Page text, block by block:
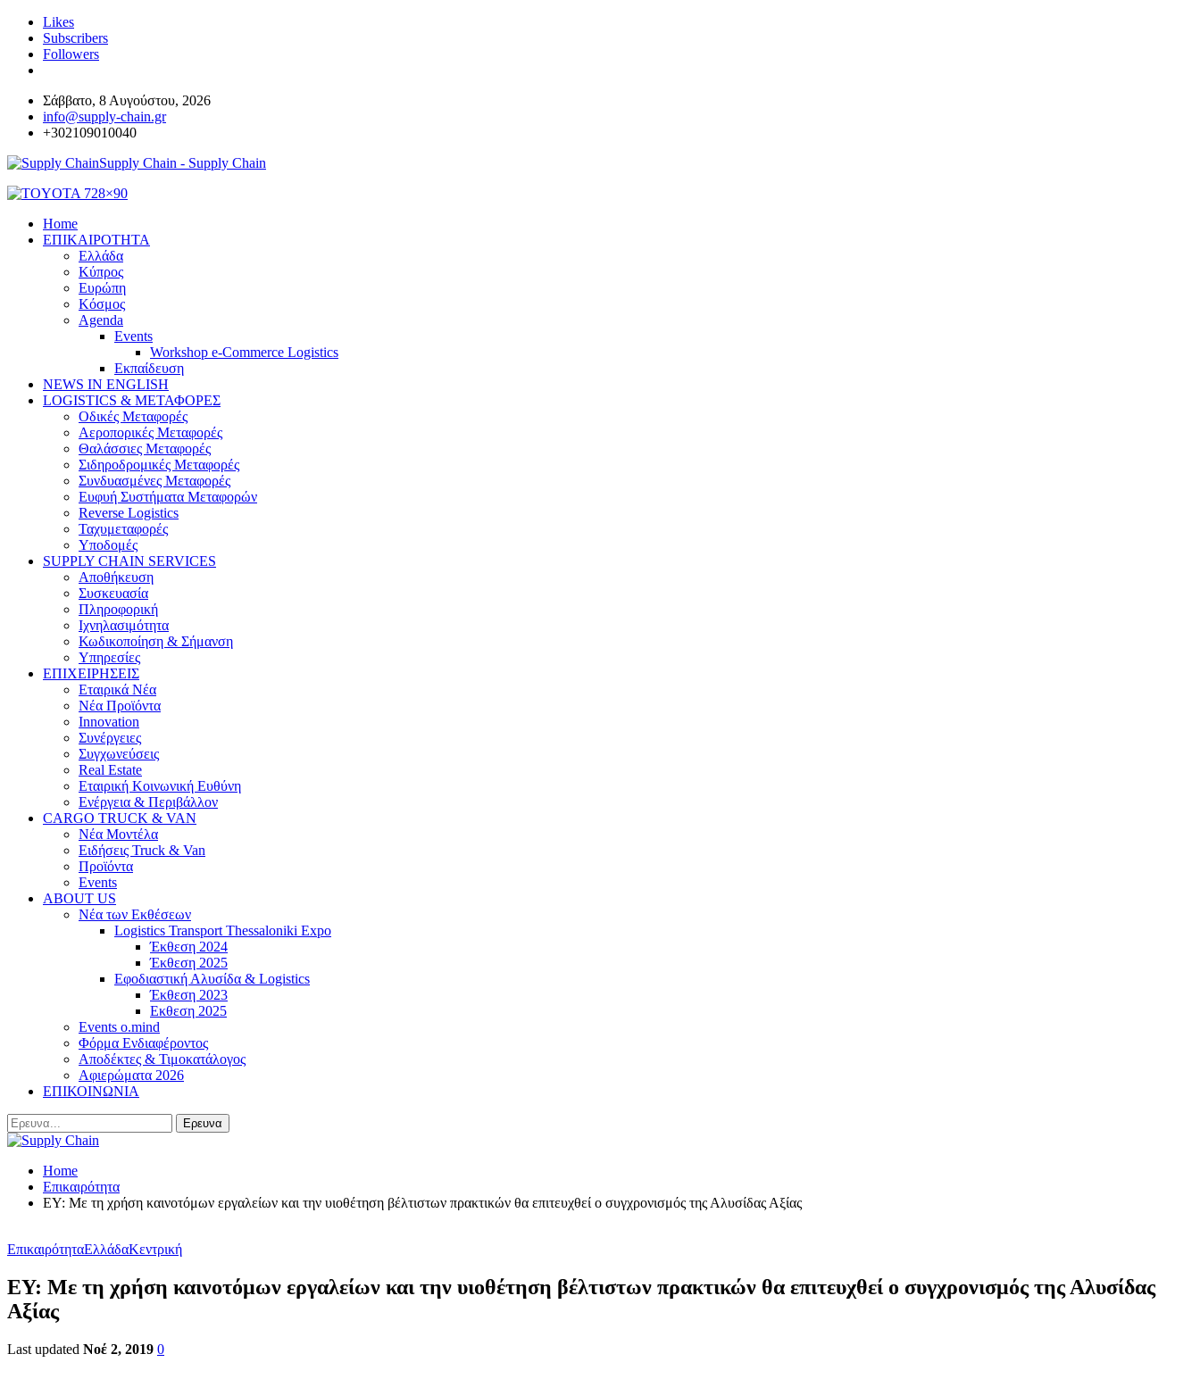
Likes
Subscribers
Followers
Σάββατο, 8 Αυγούστου, 2026
info@supply-chain.gr
+302109010040
Supply Chain - Supply Chain
Home
ΕΠΙΚΑΙΡΟΤΗΤΑ
Ελλάδα
Κύπρος
Ευρώπη
Κόσμος
Agenda
Events
Workshop e-Commerce Logistics
Εκπαίδευση
NEWS IN ENGLISH
LOGISTICS & ΜΕΤΑΦΟΡΕΣ
Οδικές Μεταφορές
Αεροπορικές Μεταφορές
Θαλάσσιες Μεταφορές
Σιδηροδρομικές Μεταφορές
Συνδυασμένες Μεταφορές
Ευφυή Συστήματα Μεταφορών
Reverse Logistics
Ταχυμεταφορές
Υποδομές
SUPPLY CHAIN SERVICES
Αποθήκευση
Συσκευασία
Πληροφορική
Ιχνηλασιμότητα
Κωδικοποίηση & Σήμανση
Υπηρεσίες
ΕΠΙΧΕΙΡΗΣΕΙΣ
Εταιρικά Νέα
Νέα Προϊόντα
Innovation
Συνέργειες
Συγχωνεύσεις
Real Estate
Εταιρική Κοινωνική Ευθύνη
Ενέργεια & Περιβάλλον
CARGO TRUCK & VAN
Νέα Μοντέλα
Ειδήσεις Truck & Van
Προϊόντα
Events
ABOUT US
Νέα των Εκθέσεων
Logistics Transport Thessaloniki Expo
Έκθεση 2024
Έκθεση 2025
Εφοδιαστική Αλυσίδα & Logistics
Έκθεση 2023
Εκθεση 2025
Events o.mind
Φόρμα Ενδιαφέροντος
Αποδέκτες & Τιμοκατάλογος
Αφιερώματα 2026
ΕΠΙΚΟΙΝΩΝΙΑ
Home
Επικαιρότητα
ΕΥ: Με τη χρήση καινοτόμων εργαλείων και την υιοθέτηση βέλτιστων πρακτικών θα επιτευχθεί ο συγχρονισμός της Αλυσίδας Αξίας
ΕπικαιρότηταΕλλάδαΚεντρική
ΕΥ: Με τη χρήση καινοτόμων εργαλείων και την υιοθέτηση βέλτιστων πρακτικών θα επιτευχθεί ο συγχρονισμός της Αλυσίδας
Αξίας
Last updated Νοέ 2, 2019 0